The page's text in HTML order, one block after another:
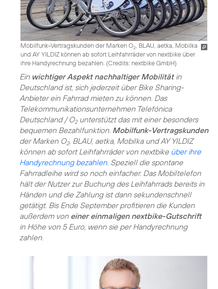
Mobilfunk-Vertragskunden der Marken O2
, BLAU, aetka, Mobilka
und AY YILDIZ können ab sofort Leihfahrräder von nextbike über
ihre Handyrechnung bezahlen. (Credits: nextbike GmbH)
Ein wichtiger Aspekt nachhaltiger Mobilitätin
Deutschland ist, sich jederzeit über Bike Sharing-
Anbieter ein Fahrrad mieten zu können. Das
Telekommunikationsunternehmen Telefónica
Deutschland / O2unterstützt das mit einer besonders
bequemen Bezahlfunktion. Mobilfunk-Vertragskunden
der Marken O2, BLAU, aetka, Mobilka und AY YILDIZ
können ab sofort Leihfahrräder von nextbike über ihre
Handyrechnung bezahlen. Speziell die spontane
Fahrradleihe wird so noch einfacher. Das Mobiltelefon
hält der Nutzer zur Buchung des Leihfahrrads bereits in
Händen und die Zahlung ist dann sekundenschnell
getätigt. Bis Ende September profitieren die Kunden
außerdem von einer einmaligen nextbike-Gutschrift
in Höhe von 5 Euro, wenn sie per Handyrechnung
zahlen.